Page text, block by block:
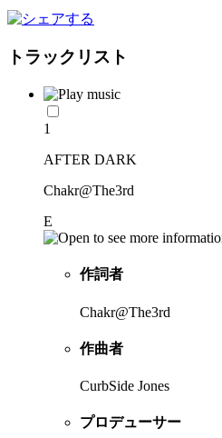
トラックリスト
1
AFTER DARK
Chakr@The3rd
E
作詞者
Chakr@The3rd
作曲者
CurbSide Jones
プロデューサー